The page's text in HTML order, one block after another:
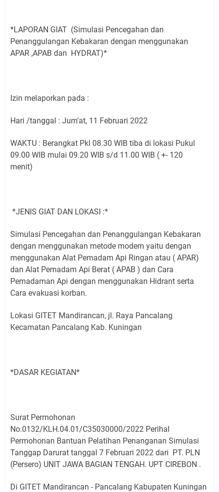
Keterlambatan Berarti Kegagalan
Setiap Noda Ada Pembersihnya, Salat Bisa Menjadi
Pembersih Dosa Kita, Ini Jadwal Salat Wilayah
Ini Lokasi Samling Kuningan Rabu 5 Agustus 2026
Dokumen SPMI
*LAPORAN GIAT (Simulasi Pencegahan dan
Penanggulangan Kebakaran dengan menggunakan
APAR ,APAB dan HYDRAT)*
Izin melaporkan pada :
Hari /tanggal : Jum'at, 11 Februari 2022
WAKTU : Berangkat Pkl 08.30 WIB tiba di lokasi Pukul
09.00 WIB mulai 09.20 WIB s/d 11.00 WIB ( +- 120
menit)
*JENIS GIAT DAN LOKASI :*
Simulasi Pencegahan dan Penanggulangan Kebakaran
dengan menggunakan metode modern yaitu dengan
menggunakan Alat Pemadam Api Ringan atau ( APAR)
dan Alat Pemadam Api Berat ( APAB ) dan Cara
Pemadaman Api dengan menggunakan Hidrant serta
Cara evakuasi korban.
Lokasi GITET Mandirancan, jl. Raya Pancalang
Kecamatan Pancalang Kab. Kuningan
*DASAR KEGIATAN*
Surat Permohonan
No.0132/KLH.04.01/C35030000/2022 Perihal
Permohonan Bantuan Pelatihan Penanganan Simulasi
Tanggap Darurat tanggal 7 Februari 2022 dari PT. PLN
(Persero) UNIT JAWA BAGIAN TENGAH. UPT CIREBON .
Di GITET Mandirancan - Pancalang Kabupaten Kuningan